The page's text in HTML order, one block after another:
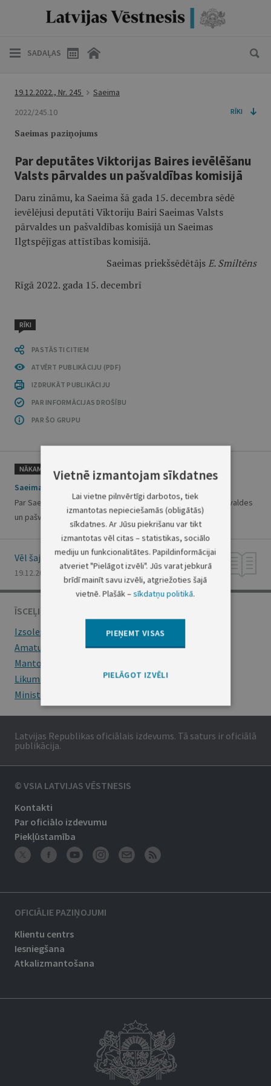
SADAĻAS
19.12.2022., Nr. 245
Saeima
2022/245.10
RĪKI
Saeimas paziņojums
Par deputātes Viktorijas Baires ievēlēšanu
Valsts pārvaldes un pašvaldības komisijā
Daru zināmu, ka Saeima šā gada 15. decembra sēdē
ievēlējusi deputāti Viktoriju Bairi Saeimas Valsts
pārvaldes un pašvaldības komisijā un Saeimas
Ilgtspējīgas attīstības komisijā.
Saeimas priekšsēdētājsE. Smiltēns
Rīgā 2022. gada 15. decembrī
RĪKI
PASTĀSTI CITIEM
ATVĒRT PUBLIKĀCIJU (PDF)
IZDRUKĀT PUBLIKĀCIJU
PAR INFORMĀCIJAS DROŠĪBU
PAR ŠO GRUPU
NĀKAMAIS
Saeimas paziņojums
Par Saeimas deputāta Andreja Svilāna ievēlēšanu Valsts pārvaldes
un pašvaldības komisijā
Vēl šajā numurā
19.12.2022., Nr. 245
ĪSCEĻI
Izsoles
Amatu konkursi
Mantojumu ziņas
Likumi
Ministru kabineta noteikumi
Latvijas Republikas oficiālais izdevums. Tā saturs ir oficiālā
publikācija.
© VSIA LATVIJAS VĒSTNESIS
Kontakti
Par oficiālo izdevumu
Piekļūstamība
OFICIĀLIE PAZIŅOJUMI
Klientu centrs
Iesniegšana
Atkalizmantošana
Vietnē izmantojam sīkdatnes
Lai vietne pilnvērtīgi darbotos, tiek
izmantotas nepieciešamās (obligātās)
sīkdatnes. Ar Jūsu piekrišanu var tikt
izmantotas vēl citas – statistikas, sociālo
mediju un funkcionalitātes. Papildinformācijai
atveriet "Pielāgot izvēli". Jūs varat jebkurā
brīdī mainīt savu izvēli, atgriežoties šajā
vietnē. Plašāk –sīkdatņu politikā.
PIEŅEMT VISAS
PIELĀGOT IZVĒLI